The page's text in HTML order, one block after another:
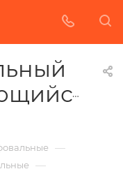
—
—